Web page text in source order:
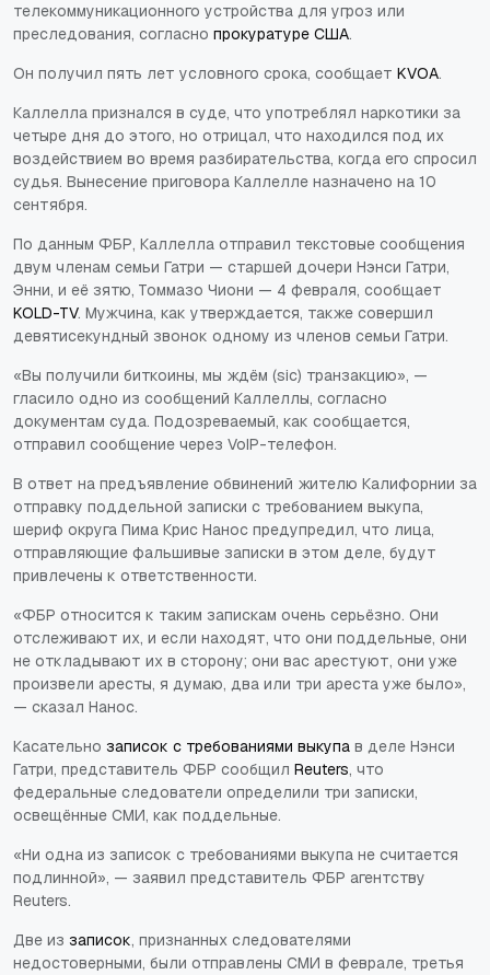
телекоммуникационного устройства для угроз или
преследования, согласно прокуратуре США.
Он получил пять лет условного срока, сообщает KVOA.
Каллелла признался в суде, что употреблял наркотики за
четыре дня до этого, но отрицал, что находился под их
воздействием во время разбирательства, когда его спросил
судья. Вынесение приговора Каллелле назначено на 10
сентября.
По данным ФБР, Каллелла отправил текстовые сообщения
двум членам семьи Гатри — старшей дочери Нэнси Гатри,
Энни, и её зятю, Томмазо Чиони — 4 февраля, сообщает
KOLD-TV. Мужчина, как утверждается, также совершил
девятисекундный звонок одному из членов семьи Гатри.
«Вы получили биткоины, мы ждём (sic) транзакцию», —
гласило одно из сообщений Каллеллы, согласно
документам суда. Подозреваемый, как сообщается,
отправил сообщение через VoIP-телефон.
В ответ на предъявление обвинений жителю Калифорнии за
отправку поддельной записки с требованием выкупа,
шериф округа Пима Крис Нанос предупредил, что лица,
отправляющие фальшивые записки в этом деле, будут
привлечены к ответственности.
«ФБР относится к таким запискам очень серьёзно. Они
отслеживают их, и если находят, что они поддельные, они
не откладывают их в сторону; они вас арестуют, они уже
произвели аресты, я думаю, два или три ареста уже было»,
— сказал Нанос.
Касательно записок с требованиями выкупа в деле Нэнси
Гатри, представитель ФБР сообщил Reuters, что
федеральные следователи определили три записки,
освещённые СМИ, как поддельные.
«Ни одна из записок с требованиями выкупа не считается
подлинной», — заявил представитель ФБР агентству
Reuters.
Две из записок, признанных следователями
недостоверными, были отправлены СМИ в феврале, третья